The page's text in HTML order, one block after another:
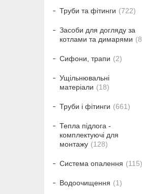
Труби та фітинги 722
Засоби для догляду за
котлами та димарями
8
Сифони, трапи 2
Ущільнювальні
матеріали
18
Труби і фітинги 661
Тепла підлога -
комплектуючі для
монтажу
128
Система опалення 115
Водоочищення 1